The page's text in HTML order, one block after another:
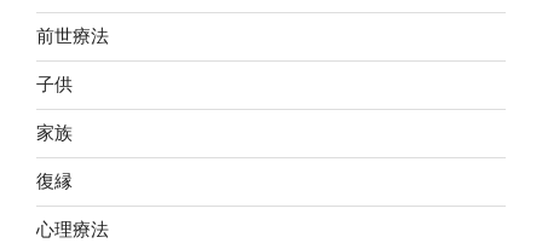
前世療法
子供
家族
復縁
心理療法